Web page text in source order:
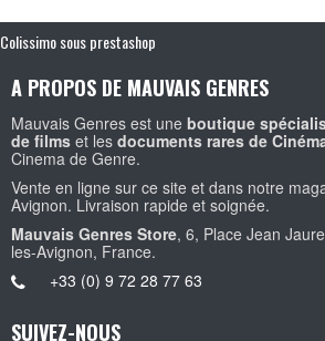
Colissimo sous prestashop
A PROPOS DE MAUVAIS GENRES
Mauvais Genres est une boutique
de films et les documents rares de
Cinema de Genre.
Vente en ligne sur ce site et dans notre
Avignon. Livraison rapide et soignée.
Mauvais Genres Store, 6, Place Jean
les-Avignon, France.
+33 (0) 9 72 28 77 63
SUIVEZ-NOUS